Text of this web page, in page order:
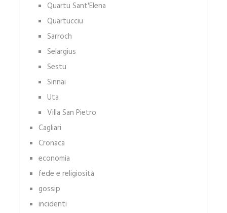
Quartu Sant'Elena
Quartucciu
Sarroch
Selargius
Sestu
Sinnai
Uta
Villa San Pietro
Cagliari
Cronaca
economia
fede e religiosità
gossip
incidenti